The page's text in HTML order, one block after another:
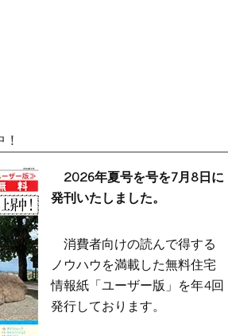
2026年夏号を号を7月8日に
発刊いたしました。
消費者向けの読んで得する
ノウハウを満載した無料住宅
情報紙「ユーザー版」を年4回
発行しております。